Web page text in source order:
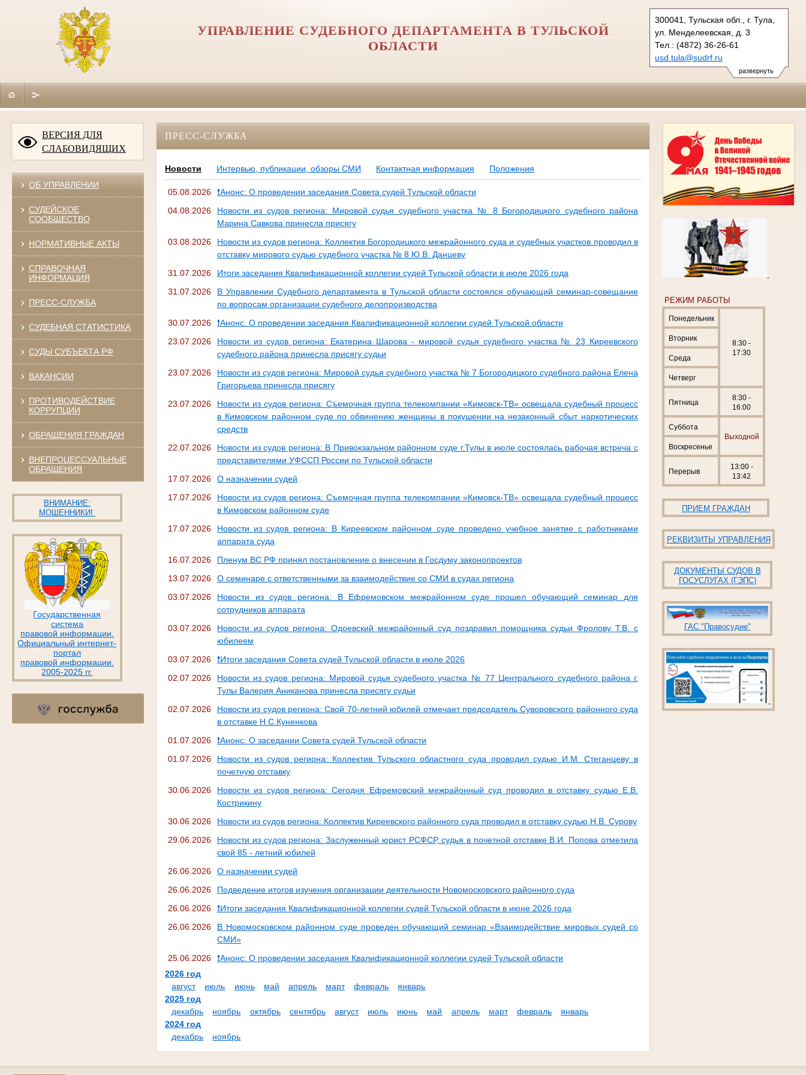
развернуть
300041, Тульская обл., г. Тула,
ул. Менделеевская, д. 3
Тел.: (4872) 36-26-61
usd.tula@sudrf.ru
УПРАВЛЕНИЕ СУДЕБНОГО ДЕПАРТАМЕНТА В ТУЛЬСКОЙ
ОБЛАСТИ
ВЕРСИЯ ДЛЯ
СЛАБОВИДЯЩИХ
ОБ УПРАВЛЕНИИ
СУДЕЙСКОЕ
СООБЩЕСТВО
НОРМАТИВНЫЕ АКТЫ
СПРАВОЧНАЯ
ИНФОРМАЦИЯ
ПРЕСС-СЛУЖБА
СУДЕБНАЯ СТАТИСТИКА
СУДЫ СУБЪЕКТА РФ
ВАКАНСИИ
ПРОТИВОДЕЙСТВИЕ
КОРРУПЦИИ
ОБРАЩЕНИЯ ГРАЖДАН
ВНЕПРОЦЕССУАЛЬНЫЕ
ОБРАЩЕНИЯ
ВНИМАНИЕ:
МОШЕННИКИ!
Государственная
система
правовой информации.
Официальный интернет-
портал
правовой информации.
2005-2025 гг.
РЕЖИМ РАБОТЫ
Понедельник
8:30 -
17:30
Вторник
Среда
Четверг
Пятница
8:30 -
16:00
Суббота
Выходной
Воскресенье
Перерыв
13:00 -
13:42
ПРИЕМ ГРАЖДАН
РЕКВИЗИТЫ УПРАВЛЕНИЯ
ДОКУМЕНТЫ СУДОВ В
ГОСУСЛУГАХ (ГЭПС)
ГАС "Правосудие"
ПРЕСС-СЛУЖБА
Новости Интервью, публикации, обзоры СМИ Контактная информация Положения
05.08.2026
❗Анонс: О проведении заседания Совета судей Тульской области
04.08.2026
Новости из судов региона: Мировой судья судебного участка № 8 Богородицкого судебного района
Марина Савкова принесла присягу
03.08.2026
Новости из судов региона: Коллектив Богородицкого межрайонного суда и судебных участков проводил в
отставку мирового судью судебного участка № 8 Ю.В. Данцеву
31.07.2026
Итоги заседания Квалификационной коллегии судей Тульской области в июле 2026 года
31.07.2026
В Управлении Судебного департамента в Тульской области состоялся обучающий семинар-совещание
по вопросам организации судебного делопроизводства
30.07.2026
❗Анонс: О проведении заседания Квалификационной коллегии судей Тульской области
23.07.2026
Новости из судов региона: Екатерина Шарова - мировой судья судебного участка № 23 Киреевского
судебного района принесла присягу судьи
23.07.2026
Новости из судов региона: Мировой судья судебного участка № 7 Богородицкого судебного района Елена
Григорьева принесла присягу
23.07.2026
Новости из судов региона: Съемочная группа телекомпании «Кимовск-ТВ» освещала судебный процесс
в Кимовском районном суде по обвинению женщины в покушении на незаконный сбыт наркотических
средств
22.07.2026
Новости из судов региона: В Привокзальном районном суде г.Тулы в июле состоялась рабочая встреча с
представителями УФССП России по Тульской области
17.07.2026
О назначении судей
17.07.2026
Новости из судов региона: Съемочная группа телекомпании «Кимовск-ТВ» освещала судебный процесс
в Кимовском районном суде
17.07.2026
Новости из судов региона: В Киреевском районном суде проведено учебное занятие с работниками
аппарата суда
16.07.2026
Пленум ВС РФ принял постановление о внесении в Госдуму законопроектов
13.07.2026
О семинаре с ответственными за взаимодействие со СМИ в судах региона
03.07.2026
Новости из судов региона: В Ефремовском межрайонном суде прошел обучающий семинар для
сотрудников аппарата
03.07.2026
Новости из судов региона: Одоевский межрайонный суд поздравил помощника судьи Фролову Т.В. с
юбилеем
03.07.2026
❗Итоги заседания Совета судей Тульской области в июле 2026
02.07.2026
Новости из судов региона: Мировой судья судебного участка № 77 Центрального судебного района г.
Тулы Валерия Аниканова принесла присягу судьи
02.07.2026
Новости из судов региона: Свой 70-летний юбилей отмечает председатель Суворовского районного суда
в отставке Н.С.Куненкова
01.07.2026
❗Анонс: О заседании Совета судей Тульской области
01.07.2026
Новости из судов региона: Коллектив Тульского областного суда проводил судью И.М. Стеганцеву в
почетную отставку
30.06.2026
Новости из судов региона: Сегодня Ефремовский межрайонный суд проводил в отставку судью Е.В.
Кострикину
30.06.2026
Новости из судов региона: Коллектив Киреевского районного суда проводил в отставку судью Н.В. Сурову
29.06.2026
Новости из судов региона: Заслуженный юрист РСФСР, судья в почетной отставке В.И. Попова отметила
свой 85 - летний юбилей
26.06.2026
О назначении судей
26.06.2026
Подведение итогов изучения организации деятельности Новомосковского районного суда
26.06.2026
❗Итоги заседания Квалификационной коллегии судей Тульской области в июне 2026 года
26.06.2026
В Новомосковском районном суде проведен обучающий семинар «Взаимодействие мировых судей со
СМИ»
25.06.2026
❗Анонс: О проведении заседания Квалификационной коллегии судей Тульской области
2026 год
август
июль июнь май апрель март февраль
январь
2025 год
декабрь
ноябрь октябрь сентябрь август июль июнь май апрель март февраль
январь
2024 год
декабрь
ноябрь